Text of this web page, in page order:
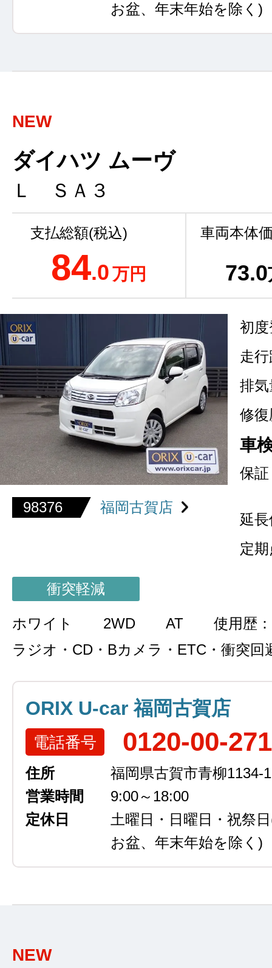
お盆、年末年始を除く)
NEW
ダイハツ ムーヴ
Ｌ ＳＡ３
支払総額(税込)
84.0万円
車両本体
73.0
98376 福岡古賀店
初
走
排気
修復
車
保証
延
定
衝突軽減
ホワイト 2WD AT
使用歴
ラジオ・CD・Bカメラ・ETC・衝突回
ORIX U-car 福岡古賀店
電話番号 0120-00-
住所
福岡県古賀市青柳1134-1
営業時間
9:00～18:00
定休日
土曜日・日曜日・祝祭日
お盆、年末年始を除く)
NEW